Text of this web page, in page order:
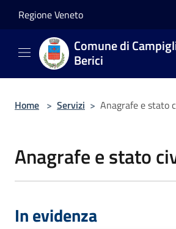
Regione Veneto
Comune di
Berici
Home > Servizi > Anagrafe e stato
Anagrafe e stato
In evidenza